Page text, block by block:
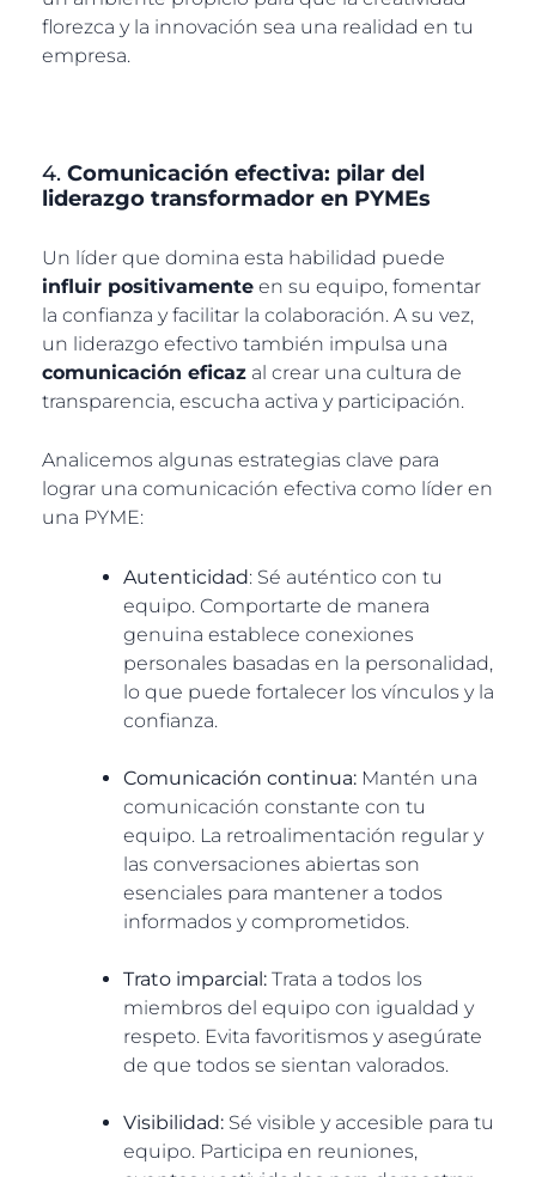
florezca y la innovación sea una realidad en tu
empresa.
4. Comunicación efectiva: pilar del
liderazgo transformador en PYMEs
Un líder que domina esta habilidad puede
influir positivamente en su equipo, fomentar
la confianza y facilitar la colaboración. A su vez,
un liderazgo efectivo también impulsa una
comunicación eficaz al crear una cultura de
transparencia, escucha activa y participación.
Analicemos algunas estrategias clave para
lograr una comunicación efectiva como líder en
una PYME:
Autenticidad: Sé auténtico con tu
equipo. Comportarte de manera
genuina establece conexiones
personales basadas en la personalidad,
lo que puede fortalecer los vínculos y la
confianza.
Comunicación continua: Mantén una
comunicación constante con tu
equipo. La retroalimentación regular y
las conversaciones abiertas son
esenciales para mantener a todos
informados y comprometidos.
Trato imparcial: Trata a todos los
miembros del equipo con igualdad y
respeto. Evita favoritismos y asegúrate
de que todos se sientan valorados.
Visibilidad: Sé visible y accesible para tu
equipo. Participa en reuniones,